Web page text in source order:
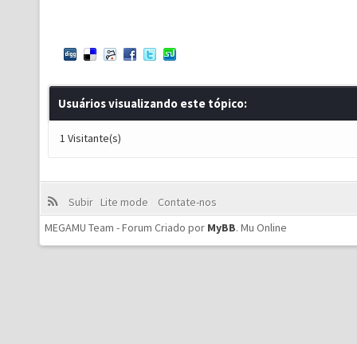
Usuários visualizando este tópico:
1 Visitante(s)
Subir Lite mode
Contate-nos
MEGAMU Team - Forum Criado por MyBB. Mu Online